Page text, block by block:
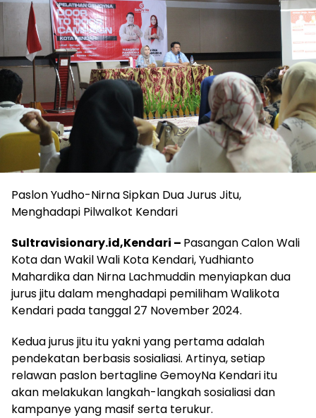
Paslon Yudho-Nirna Sipkan Dua Jurus Jitu,
Menghadapi Pilwalkot Kendari
Sultravisionary.id,Kendari – Pasangan Calon Wali
Kota dan Wakil Wali Kota Kendari, Yudhianto
Mahardika dan Nirna Lachmuddin menyiapkan dua
jurus jitu dalam menghadapi pemiliham Walikota
Kendari pada tanggal 27 November 2024.
Kedua jurus jitu itu yakni yang pertama adalah
pendekatan berbasis sosialiasi. Artinya, setiap
relawan paslon bertagline GemoyNa Kendari itu
akan melakukan langkah-langkah sosialiasi dan
kampanye yang masif serta terukur.